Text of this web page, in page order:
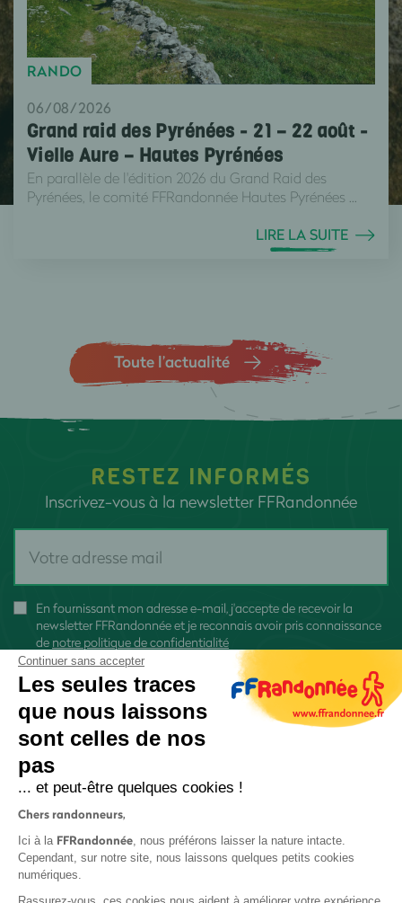
RANDO
06/08/2026
Grand raid des Pyrénées - 21 – 22 août -
Vielle Aure – Hautes Pyrénées
En parallèle de l'édition 2026 du Grand Raid des
Pyrénées, le comité FFRandonnée Hautes Pyrénées ...
LIRE LA SUITE
Toute l’actualité
RESTEZ INFORMÉS
Inscrivez-vous à la newsletter FFRandonnée
En fournissant mon adresse e-mail, j'accepte de recevoir la
newsletter FFRandonnée et je reconnais avoir pris connaissance
de notre politique de confidentialité
Continuer sans accepter
Les seules traces
que nous laissons
sont celles de nos
pas
... et peut-être quelques cookies !
Chers randonneurs,
Ici à la FFRandonnée, nous préférons laisser la nature intacte.
Cependant, sur notre site, nous laissons quelques petits cookies
numériques.